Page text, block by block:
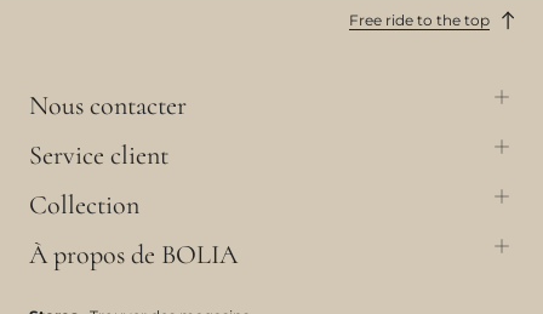
Free ride to the top
Nous contacter
Service client
Collection
À propos de BOLIA